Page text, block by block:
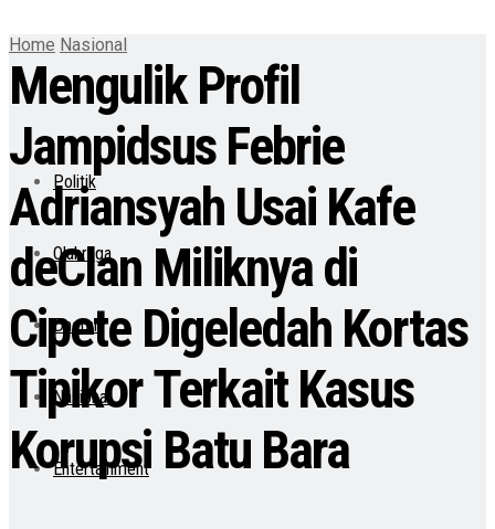
Politik
Olahraga
Daerah
Nasional
Entertainment
Home Nasional
Mengulik Profil
Jampidsus Febrie
Adriansyah Usai Kafe
deClan Miliknya di
Cipete Digeledah Kortas
Tipikor Terkait Kasus
Korupsi Batu Bara